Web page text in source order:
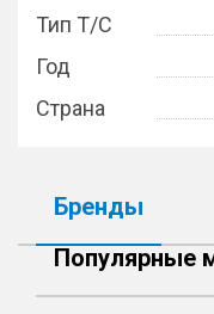
Тип Т/С
Год
Страна
Бренды
Популярные